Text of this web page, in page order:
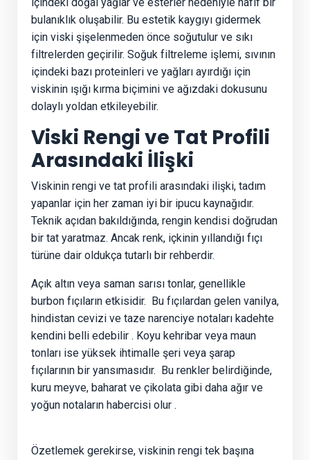
bulanıklık oluşabilir. Bu estetik kaygıyı gidermek
için viski şişelenmeden önce soğutulur ve sıkı
filtrelerden geçirilir. Soğuk filtreleme işlemi, sıvının
içindeki bazı proteinleri ve yağları ayırdığı için
viskinin ışığı kırma biçimini ve ağızdaki dokusunu
dolaylı yoldan etkileyebilir.
Viski Rengi ve Tat Profili
Arasındaki İlişki
Viskinin rengi ve tat profili arasındaki ilişki, tadım
yapanlar için her zaman iyi bir ipucu kaynağıdır.
Teknik açıdan bakıldığında, rengin kendisi doğrudan
bir tat yaratmaz. Ancak renk, içkinin yıllandığı fıçı
türüne dair oldukça tutarlı bir rehberdir.
Açık altın veya saman sarısı tonlar, genellikle
burbon fıçıların etkisidir. Bu fıçılardan gelen vanilya,
hindistan cevizi ve taze narenciye notaları kadehte
kendini belli edebilir . Koyu kehribar veya maun
tonları ise yüksek ihtimalle şeri veya şarap
fıçılarının bir yansımasıdır. Bu renkler belirdiğinde,
kuru meyve, baharat ve çikolata gibi daha ağır ve
yoğun notaların habercisi olur .
Özetlemek gerekirse, viskinin rengi tek başına